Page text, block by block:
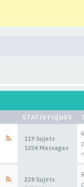
STATISTIQUES
119 Sujets
1354 Messages
228 Sujets